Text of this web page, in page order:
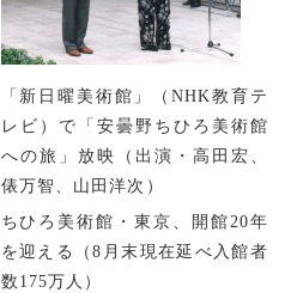
「新日曜美術館」（NHK教育テ
レビ）で「安曇野ちひろ美術館
への旅」放映（出演・高田宏、
俵万智、山田洋次）
ちひろ美術館・東京、開館20年
を迎える（8月末現在延べ入館者
数175万人）